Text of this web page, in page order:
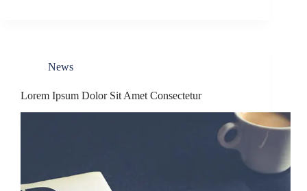
News
Lorem Ipsum Dolor Sit Amet Consectetur